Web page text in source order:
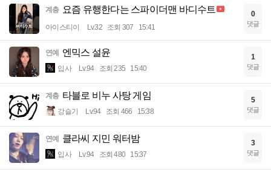
계층 요즘 유행한다는 스파이더맨 바디수트
아이스티이 Lv.32 조회 307 15:41
0
댓글
연예 엔믹스 설윤
입사 Lv.94 조회 235 15:40
1
댓글
계층 타블로 비누 사탕 게임
강슬기 Lv.94 조회 466 15:38
5
댓글
연예 클라씨 지민 워터밤
입사 Lv.94 조회 480 15:37
3
댓글